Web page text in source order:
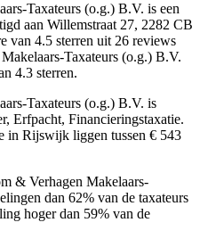
Taxateurs (o.g.) B.V. is een
aan Willemstraat 27, 2282 CB
van 4.5 sterren uit 26 reviews
Taxateurs (o.g.) B.V.
4.3 sterren.
Taxateurs (o.g.) B.V. is
Erfpacht, Financieringstaxatie.
in Rijswijk liggen tussen € 543
& Verhagen Makelaars-
dan 62% van de taxateurs
hoger dan 59% van de